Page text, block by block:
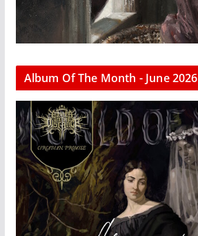
Album Of The Month - June 2026